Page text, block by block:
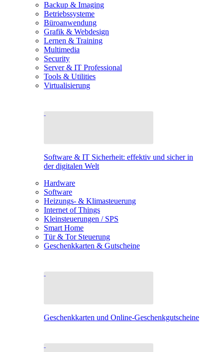
Backup & Imaging
Betriebssysteme
Büroanwendung
Grafik & Webdesign
Lernen & Training
Multimedia
Security
Server & IT Professional
Tools & Utilities
Virtualisierung
Software & IT Sicherheit: effektiv und sicher in
der digitalen Welt
Hardware
Software
Heizungs- & Klimasteuerung
Internet of Things
Kleinsteuerungen / SPS
Smart Home
Tür & Tor Steuerung
Geschenkkarten & Gutscheine
Geschenkkarten und Online-Geschenkgutscheine